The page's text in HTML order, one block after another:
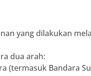
yang dilakukan
dua arah:
(termasuk Bandara